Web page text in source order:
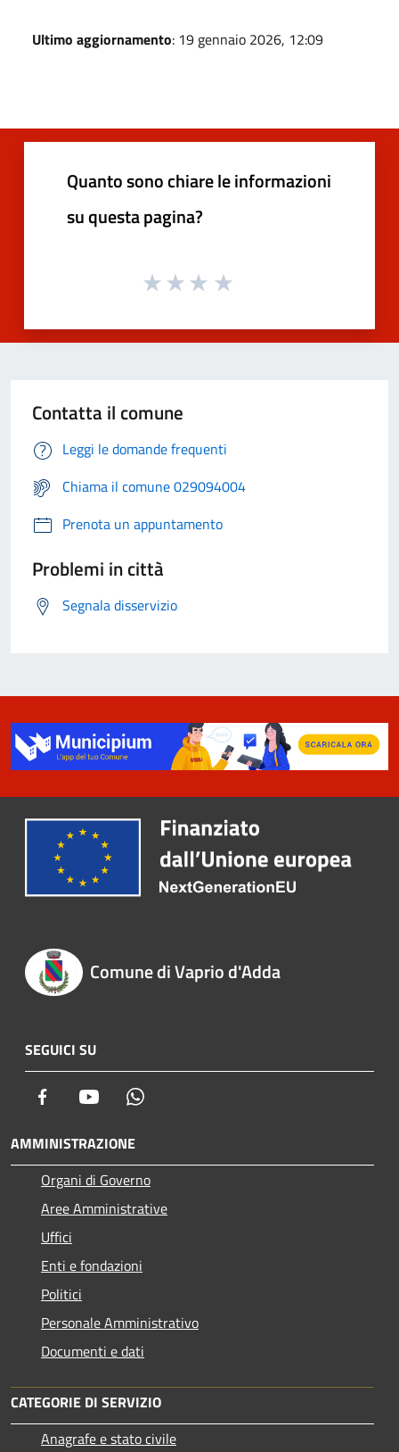
Ultimo aggiornamento: 19 gennaio 2026, 12:09
Quanto sono chiare le informazioni
su questa pagina?
Contatta il comune
Leggi le domande frequenti
Chiama il comune 029094004
Prenota un appuntamento
Problemi in città
Segnala disservizio
Comune di Vaprio d'Adda
SEGUICI SU
Facebook Youtube
AMMINISTRAZIONE
Organi di Governo
Aree Amministrative
Uffici
Enti e fondazioni
Politici
Personale Amministrativo
Documenti e dati
CATEGORIE DI SERVIZIO
Anagrafe e stato civile